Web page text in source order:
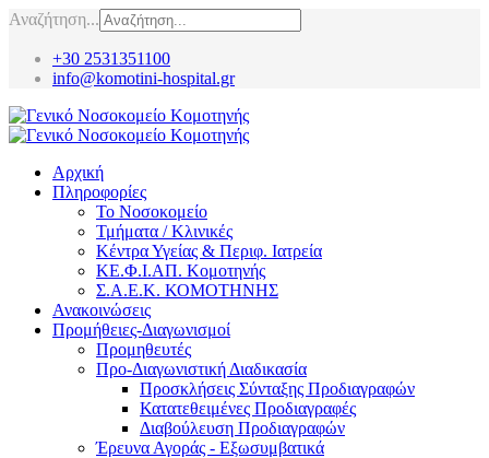
Αναζήτηση...
+30 2531351100
info@komotini-hospital.gr
Αρχική
Πληροφορίες
Το Νοσοκομείο
Τμήματα / Κλινικές
Κέντρα Υγείας & Περιφ. Ιατρεία
ΚΕ.Φ.Ι.ΑΠ. Κομοτηνής
Σ.Α.Ε.Κ. ΚΟΜΟΤΗΝΗΣ
Ανακοινώσεις
Προμήθειες-Διαγωνισμοί
Προμηθευτές
Προ-Διαγωνιστική Διαδικασία
Προσκλήσεις Σύνταξης Προδιαγραφών
Κατατεθειμένες Προδιαγραφές
Διαβούλευση Προδιαγραφών
Έρευνα Αγοράς - Εξωσυμβατικά